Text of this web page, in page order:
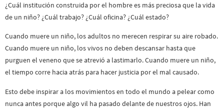
¿Cuál institución construida por el hombre es más preciosa que la vida
de un niño? ¿Cuál trabajo? ¿Cuál oficina? ¿Cuál estado?
Cuando muere un niño, los adultos no merecen respirar su aire robado.
Cuando muere un niño, los vivos no deben descansar hasta que
purguen el veneno que se atrevió a lastimarlo. Cuando muere un niño,
el tiempo corre hacia atrás para hacer justicia por el mal causado.
Esto debe inspirar a los movimientos en todo el mundo a pelear como
nunca antes porque algo vil ha pasado delante de nuestros ojos. Han